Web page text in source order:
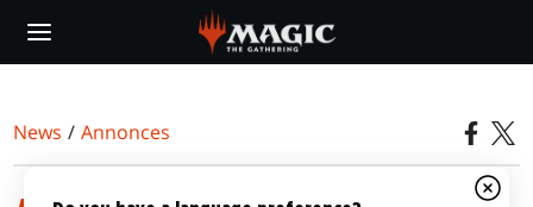
main
News /Annonces